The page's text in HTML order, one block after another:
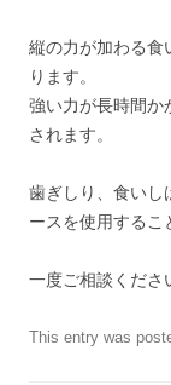
縦の力が加わる食
ります。
強い力が長時間か
されます。
歯ぎしり、食いし
ースを使用するこ
一度ご相談くださ
This entry was